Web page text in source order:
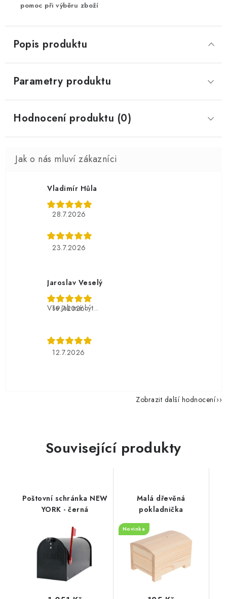
pomoc při výběru zboží
Popis produktu
Parametry produktu
Hodnocení produktu (0)
Vladimír Hůla
28.7.2026
23.7.2026
Jaroslav Veselý
19.7.2026
Vše jak má být...
12.7.2026
Zobrazit další hodnocení
Související produkty
Poštovní schránka NEW
YORK - černá
Malá dřevěná
pokladnička
Novinka